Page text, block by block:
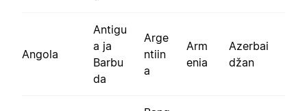
Angola
Antigu
a ja
Barbu
da
Arge
ntiin
a
Arm
enia
Azerbai
džan